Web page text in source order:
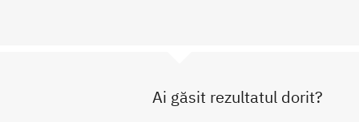
Ai găsit rezultatul dorit?